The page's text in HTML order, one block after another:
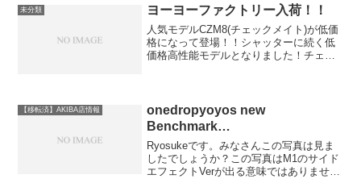
クワクします☆ちなみに僕は、...
未分類 ヨーヨーファクトリー入荷！！
人気モデルCZM8(チェックメイト)が低価
格になって登場！！シャッターに続く低
価格高性能モデルとなりました！チェッ
【移転済】AKIBA店情報
onedropyoyos new
Benchmark…
Ryosukeです。みなさんこの写真は見ま
したでしょうか？この写真はM1のサイド
エフェクトVerが出る意味ではありませ